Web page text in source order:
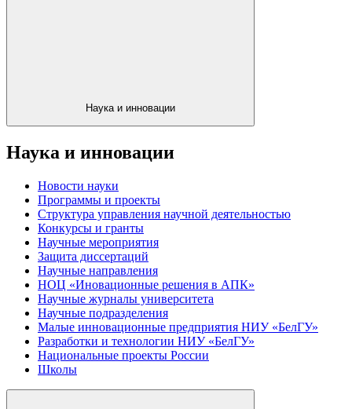
Наука и инновации
Наука и инновации
Новости науки
Программы и проекты
Структура управления научной деятельностью
Конкурсы и гранты
Научные мероприятия
Защита диссертаций
Научные направления
НОЦ «Иновационные решения в АПК»
Научные журналы университета
Научные подразделения
Малые инновационные предприятия НИУ «БелГУ»
Разработки и технологии НИУ «БелГУ»
Национальные проекты России
Школы